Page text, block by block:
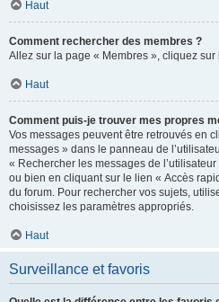
Haut
Comment rechercher des membres ?
Allez sur la page « Membres », cliquez
Haut
Comment puis-je trouver mes propres
Vos messages peuvent être retrouvés en
messages » dans le panneau de
« Rechercher les messages de
ou bien en cliquant sur le lien « Accès
du forum. Pour rechercher vos sujets,
choisissez les paramètres appropriés.
Haut
Surveillance et favoris